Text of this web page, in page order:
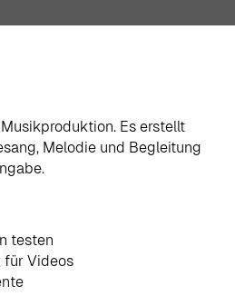
Es erstellt
Melodie und Begleitung
testen
für Videos